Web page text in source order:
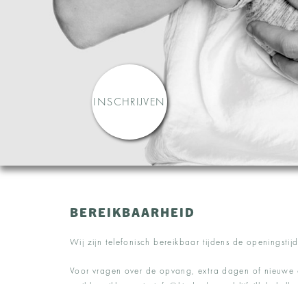
INSCHRIJVEN
BEREIKBAARHEID
Wij zijn telefonisch bereikbaar tijdens de
Voor vragen over de opvang, extra dagen of